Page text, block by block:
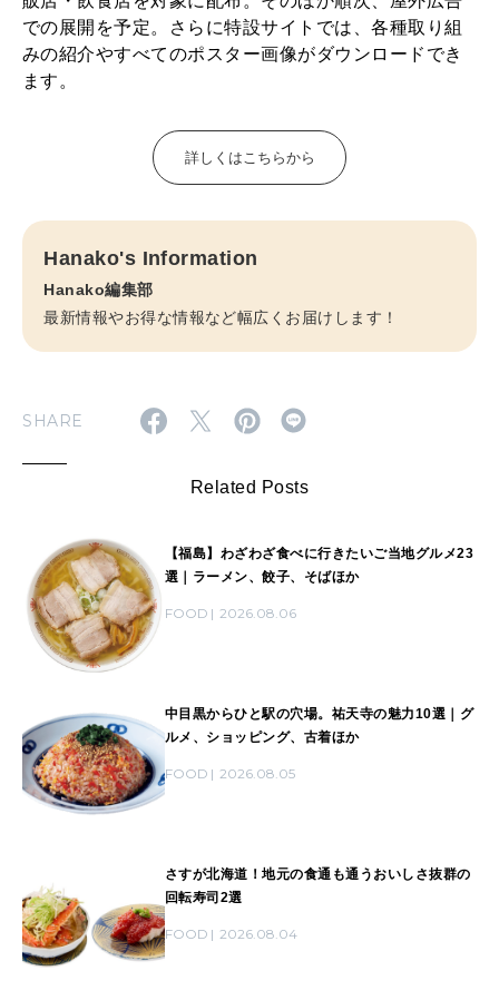
での展開を予定。さらに特設サイトでは、各種取り組
みの紹介やすべてのポスター画像がダウンロードでき
ます。
詳しくはこちらから
Hanako's Information
Hanako編集部
最新情報やお得な情報など幅広くお届けします！
SHARE
Related Posts
【福島】わざわざ食べに行きたいご当地グルメ23
選｜ラーメン、餃子、そばほか
FOOD 2026.08.06
中目黒からひと駅の穴場。祐天寺の魅力10選｜グ
ルメ、ショッピング、古着ほか
FOOD 2026.08.05
さすが北海道！地元の食通も通うおいしさ抜群の
回転寿司2選
FOOD 2026.08.04